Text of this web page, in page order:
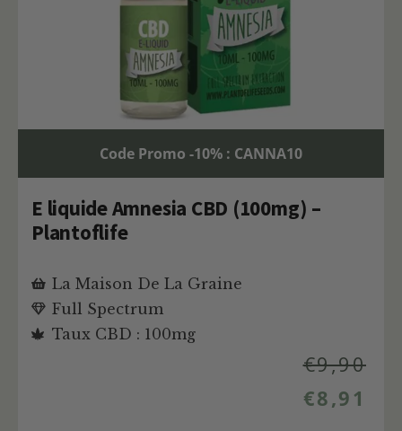
Code Promo -10% : CANNA10
E liquide Amnesia CBD (100mg) –
Plantoflife
La Maison De La Graine
Full Spectrum
Taux CBD : 100mg
€9,90
€8,91